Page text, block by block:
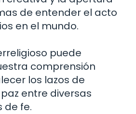
de entender el acto
en el mundo.
puede
comprensión
los lazos de
entre diversas
de fe.